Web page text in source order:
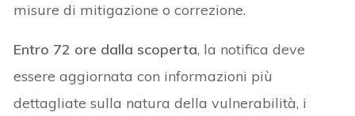
misure di mitigazione o correzione.
Entro 72 ore dalla scoperta, la notifica deve
essere aggiornata con informazioni più
dettagliate sulla natura della vulnerabilità, i